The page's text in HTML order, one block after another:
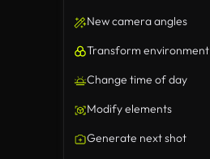
New camera angles
Transform environment
Change time of day
Modify elements
Generate next shot